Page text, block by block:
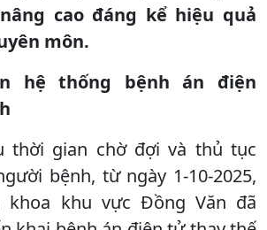
cao đáng kể hiệu quả
môn.
hệ thống bệnh án điện
thời gian chờ đợi và thủ tục
bệnh, từ ngày 1-10-2025,
khoa khu vực Đồng Văn đã